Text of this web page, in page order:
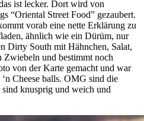
ist lecker. Dort wird von
“Oriental Street Food” gezaubert.
vorab eine nette Erklärung zu
ähnlich wie ein Dürüm, nur
Dirty South mit Hähnchen, Salat,
Zwiebeln und bestimmt noch
von der Karte gemacht und war
Cheese balls. OMG sind die
knusprig und weich und